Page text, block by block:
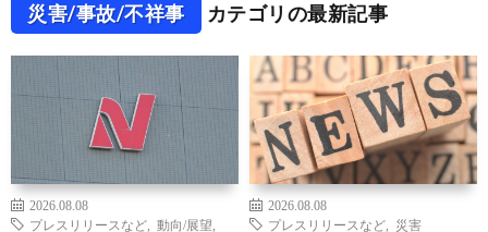
災害/事故/不祥事 カテゴリの最新記事
2026.08.08
プレスリリースなど
動向/展望
2026.08.08
プレスリリースなど
災害